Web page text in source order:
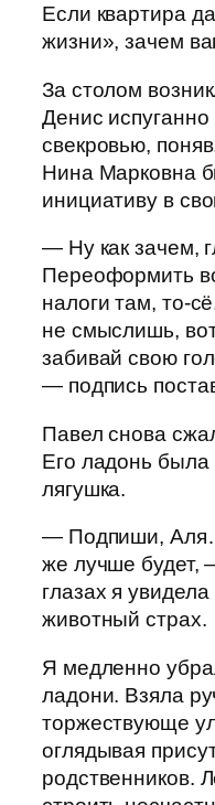
Если квартира
жизни», зачем
За столом
Денис испуганно
свекровью,
Нина Марковна
инициативу в
— Ну как зачем,
Переоформить
налоги там, то-
не смыслишь,
забивай свою
— подпись
Павел снова
Его ладонь была
лягушка.
— Подпиши,
же лучше будет,
глазах я
животный страх.
Я медленно
ладони. Взяла
торжествующе
оглядывая
родственников.